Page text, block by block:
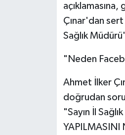
açıklamasına,
Çınar'dan sert
Sağlık
"Neden
Ahmet İlker
doğrudan
"Sayın İl
YAPILMASINI